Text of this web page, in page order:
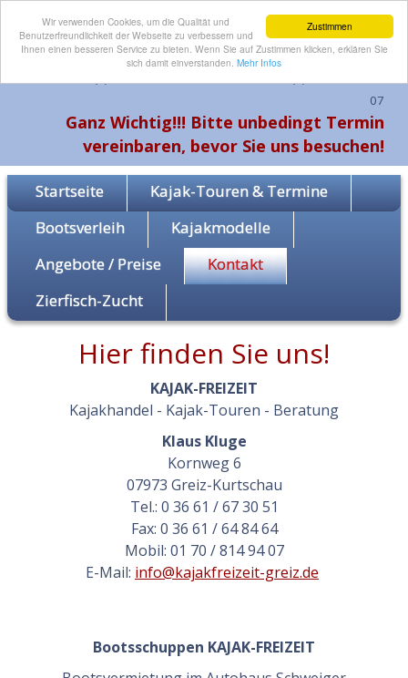
Zustimmen
Wir verwenden Cookies, um die Qualität und
Benutzerfreundlichkeit der Webseite zu verbessern und
Ihnen einen besseren Service zu bieten. Wenn Sie auf Zustimmen klicken, erklären Sie
sich damit einverstanden. Mehr Infos
07
Ganz Wichtig!!! Bitte unbedingt Termin
vereinbaren, bevor Sie uns besuchen!
Startseite
Kajak-Touren & Termine
Bootsverleih
Kajakmodelle
Angebote / Preise
Kontakt
Zierfisch-Zucht
Hier finden Sie uns!
KAJAK-FREIZEIT
Kajakhandel - Kajak-Touren - Beratung
Klaus Kluge
Kornweg 6
07973 Greiz-Kurtschau
Tel.: 0 36 61 / 67 30 51
Fax: 0 36 61 / 64 84 64
Mobil: 01 70 / 814 94 07
E-Mail: info@kajakfreizeit-greiz.de
Bootsschuppen KAJAK-FREIZEIT